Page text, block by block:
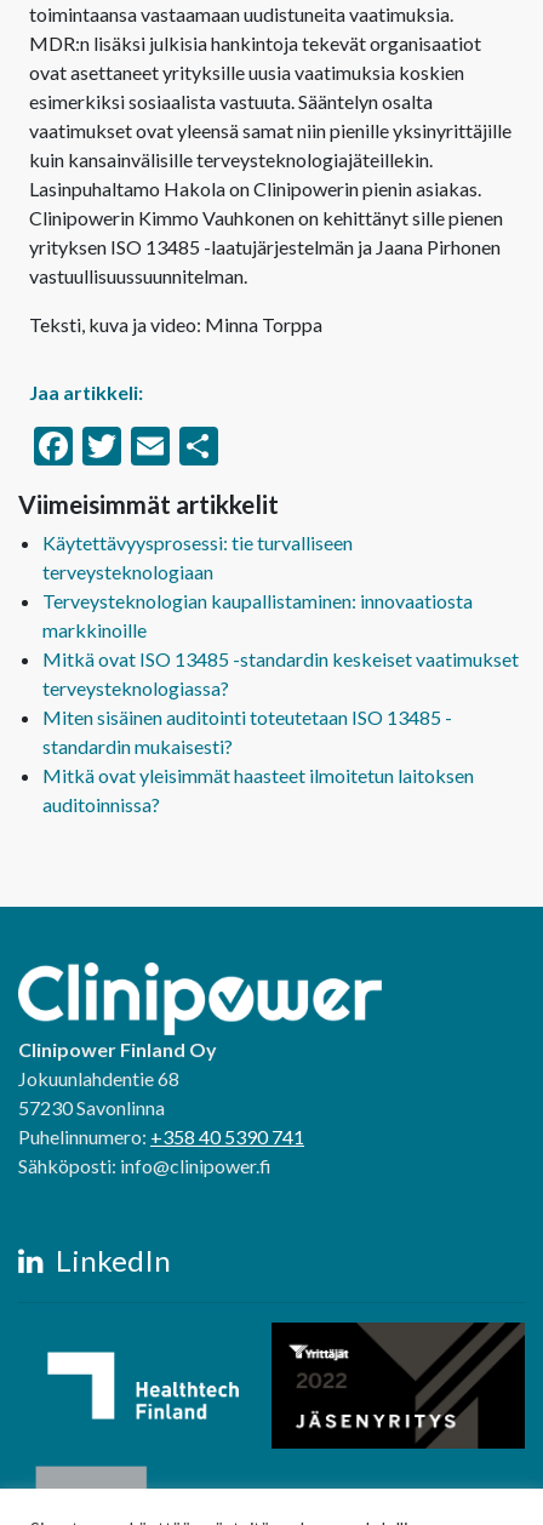
toimintaansa vastaamaan uudistuneita vaatimuksia.
MDR:n lisäksi julkisia hankintoja tekevät organisaatiot
ovat asettaneet yrityksille uusia vaatimuksia koskien
esimerkiksi sosiaalista vastuuta. Sääntelyn osalta
vaatimukset ovat yleensä samat niin pienille yksinyrittäjille
kuin kansainvälisille terveysteknologiajäteillekin.
Lasinpuhaltamo Hakola on Clinipowerin pienin asiakas.
Clinipowerin Kimmo Vauhkonen on kehittänyt sille pienen
yrityksen ISO 13485 -laatujärjestelmän ja Jaana Pirhonen
vastuullisuussuunnitelman.
Teksti, kuva ja video: Minna Torppa
Jaa artikkeli:
Facebook
Twitter
Email
Viimeisimmät artikkelit
Käytettävyysprosessi: tie turvalliseen
terveysteknologiaan
Terveysteknologian kaupallistaminen: innovaatiosta
markkinoille
Mitkä ovat ISO 13485 -standardin keskeiset vaatimukset
terveysteknologiassa?
Miten sisäinen auditointi toteutetaan ISO 13485 -
standardin mukaisesti?
Mitkä ovat yleisimmät haasteet ilmoitetun laitoksen
auditoinnissa?
LinkedIn
Clinipower Finland Oy
Jokuunlahdentie 68
57230 Savonlinna
Puhelinnumero: +358 40 5390 741
Sähköposti: info@clinipower.fi